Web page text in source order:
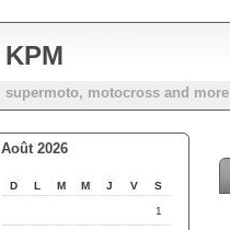
KPM
supermoto, motocross and more
Août 2026
D L M M J V S
1